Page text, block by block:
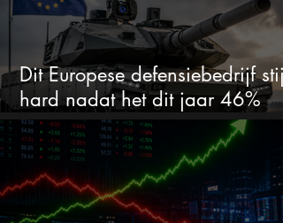
Dit Europese defensiebedrijf
hard nadat het dit jaar 46%
daalde: mooie koopkans?